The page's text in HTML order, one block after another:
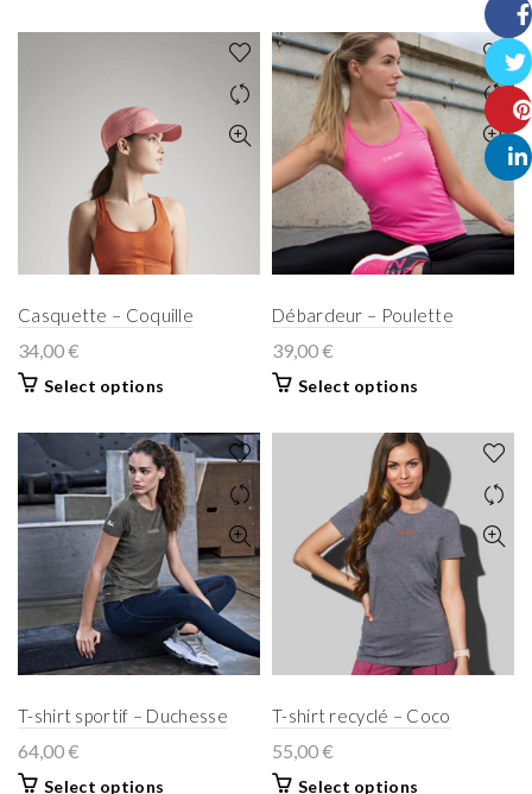
Casquette – Coquille
34,00€
Select options
Débardeur – Poulette
39,00€
Select options
T-shirt sportif – Duchesse
64,00€
Select options
T-shirt recyclé – Coco
55,00€
Select options